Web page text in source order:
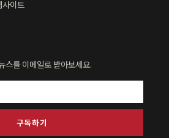
사이트
스를 이메일로 받아보세요.
구독하기